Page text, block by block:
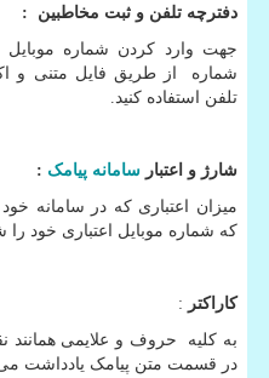
دفترچه تلفن و ثبت مخاطبین :
جهت وارد کردن شماره
شماره از طریق فایل متنی و
تلفن استفاده کنید.
شارژ و اعتبار سامانه پیامک :
میزان اعتباری که در سامانه
که شماره موبایل اعتباری خود را
کاراکتر :
به کلیه حروف و علایمی همانند
در قسمت متن پیامک یادداشت می